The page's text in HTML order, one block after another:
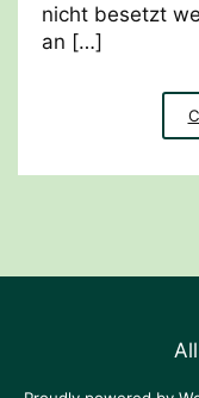
nicht besetzt
an […]